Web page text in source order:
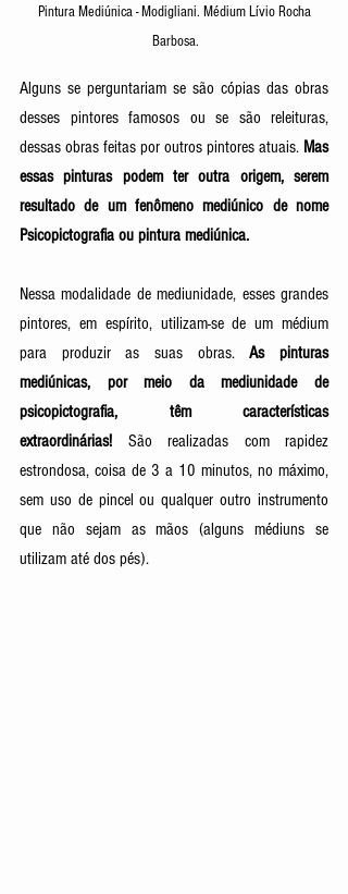
Pintura Mediúnica - Modigliani. Médium Lívio Rocha
Barbosa.
Alguns se perguntariam se são cópias das obras
desses pintores famosos ou se são releituras,
dessas obras feitas por outros pintores atuais. Mas
essas pinturas podem ter outra origem, serem
resultado de um fenômeno mediúnico de nome
Psicopictografia ou pintura mediúnica.
Nessa modalidade de mediunidade, esses grandes
pintores, em espírito, utilizam-se de um médium
para produzir as suas obras. As pinturas
mediúnicas, por meio da mediunidade de
psicopictografia, têm características
extraordinárias! São realizadas com rapidez
estrondosa, coisa de 3 a 10 minutos, no máximo,
sem uso de pincel ou qualquer outro instrumento
que não sejam as mãos (alguns médiuns se
utilizam até dos pés).